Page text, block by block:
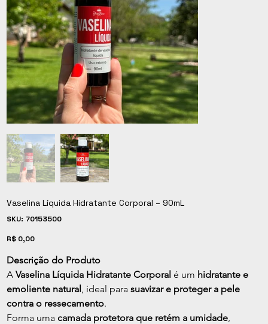
Vaselina Líquida Hidratante Corporal – 90mL
SKU: SKU
70153500
70153500
Preço
R$ 0,00
Descrição do Produto
A Vaselina Líquida Hidratante Corporal é um hidratante e
emoliente natural , ideal para suavizar e proteger a pele
contra o ressecamento.
Forma uma camada protetora que retém a umidade